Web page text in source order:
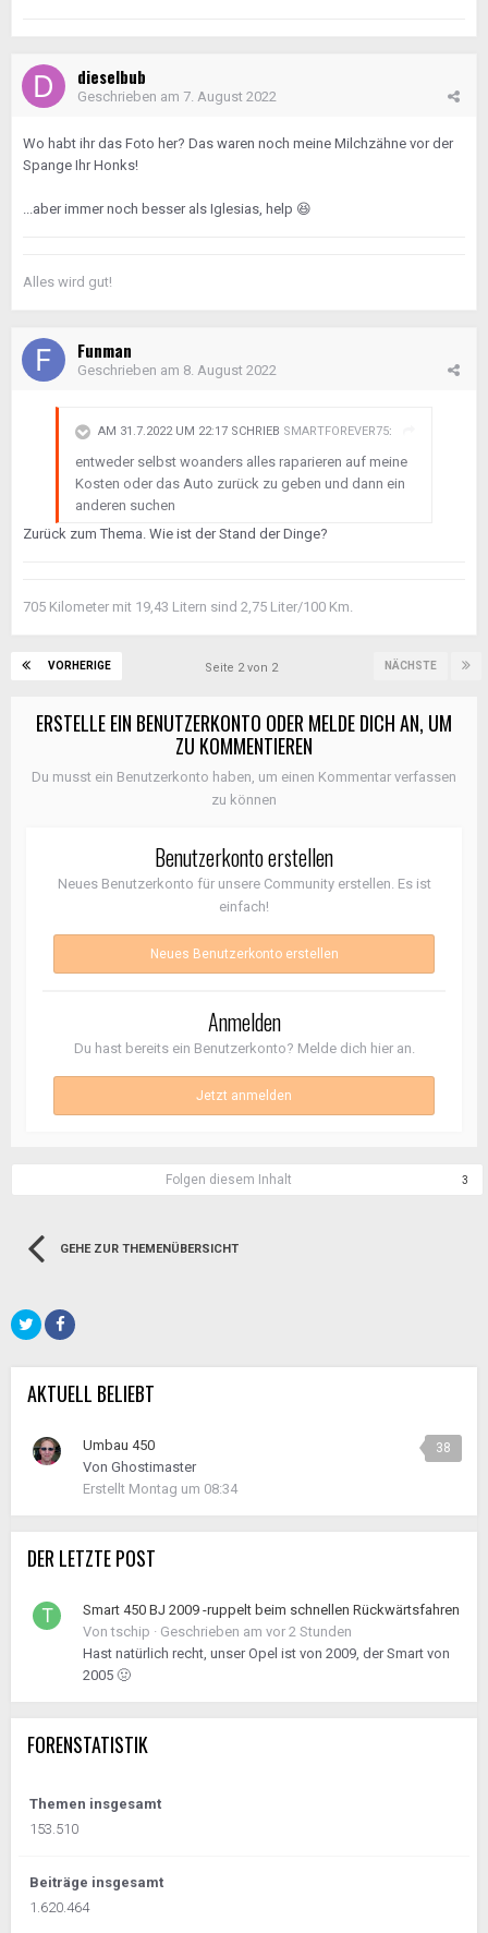
dieselbub
Geschrieben am 7. August 2022
Wo habt ihr das Foto her? Das waren noch meine Milchzähne vor der
Spange Ihr Honks!
...aber immer noch besser als Iglesias, help 😆
Alles wird gut!
Funman
Geschrieben am 8. August 2022
AM 31.7.2022 UM 22:17 SCHRIEB SMARTFOREVER75:
entweder selbst woanders alles raparieren auf meine
Kosten oder das Auto zurück zu geben und dann ein
anderen suchen
Zurück zum Thema. Wie ist der Stand der Dinge?
705 Kilometer mit 19,43 Litern sind 2,75 Liter/100 Km.
VORHERIGE NÄCHSTE
Seite 2 von 2
ERSTELLE EIN BENUTZERKONTO ODER MELDE DICH AN, UM
ZU KOMMENTIEREN
Du musst ein Benutzerkonto haben, um einen Kommentar verfassen
zu können
Benutzerkonto erstellen
Neues Benutzerkonto für unsere Community erstellen. Es ist
einfach!
Neues Benutzerkonto erstellen
Anmelden
Du hast bereits ein Benutzerkonto? Melde dich hier an.
Jetzt anmelden
Folgen diesem Inhalt 3
GEHE ZUR THEMENÜBERSICHT
AKTUELL BELIEBT
38
Umbau 450
Von Ghostimaster
Erstellt Montag um 08:34
DER LETZTE POST
Smart 450 BJ 2009 -ruppelt beim schnellen Rückwärtsfahren
Vontschip · Geschrieben am vor 2 Stunden
Hast natürlich recht, unser Opel ist von 2009, der Smart von
2005 🤢
FORENSTATISTIK
Themen insgesamt
153.510
Beiträge insgesamt
1.620.464